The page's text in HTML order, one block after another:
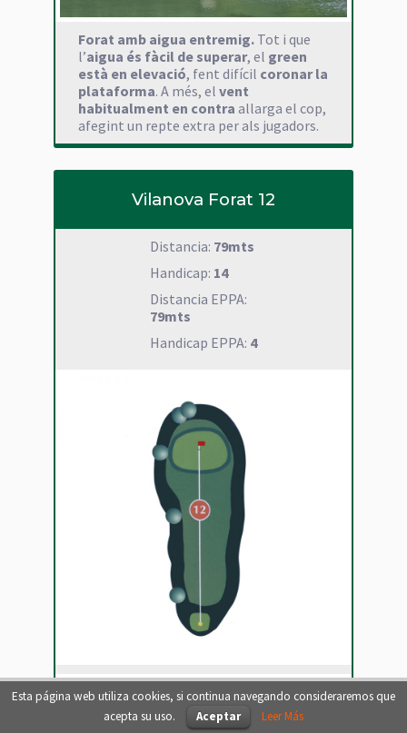
Forat amb aigua entremig. Tot i que
l’aigua és fàcil de superar, el green
està en elevació, fent difícil coronar la
plataforma. A més, elvent
habitualment en contra allarga el cop,
afegint un repte extra per als jugadors.
Vilanova Forat 12
Distancia: 79mts
Handicap: 14
Distancia EPPA:
79mts
Handicap EPPA: 4
Esta página web utiliza cookies, si continua navegando consideraremos que
acepta su uso.
Aceptar Leer Más